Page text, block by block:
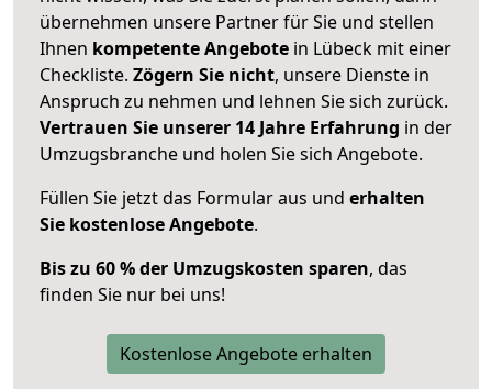
übernehmen unsere Partner für Sie und stellen
Ihnen kompetente Angebote in Lübeck mit einer
Checkliste. Zögern Sie nicht, unsere Dienste in
Anspruch zu nehmen und lehnen Sie sich zurück.
Vertrauen Sie unserer 14 Jahre Erfahrung in der
Umzugsbranche und holen Sie sich Angebote.
Füllen Sie jetzt das Formular aus und erhalten
Sie kostenlose Angebote.
Bis zu 60 % der Umzugskosten sparen, das
finden Sie nur bei uns!
Kostenlose Angebote erhalten